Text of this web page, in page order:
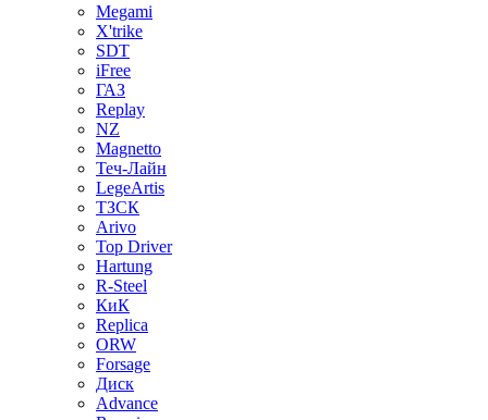
Megami
X'trike
SDT
iFree
ГАЗ
Replay
NZ
Magnetto
Теч-Лайн
LegeArtis
ТЗСК
Arivo
Top Driver
Hartung
R-Steel
КиК
Replica
ORW
Forsage
Диск
Advance